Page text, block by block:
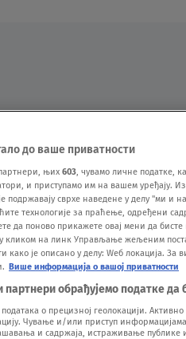
VESTI SHOW SPORT
до ваше приватности
њих 603, чувамо личне податке,
и приступамо им на вашем уређају.
подржавају сврхе наведене у делу "ми и
технологије за праћење, одређени
да поново прикажете овај мени да
кликом на линк Управљање жељеним
како је описано у делу: Wеб локација. За
Више информација о вашој приватности
обрађујемо податке да
о прецизној геолокацији.
Чување и/или приступ
и садржаја, истраживање публике и